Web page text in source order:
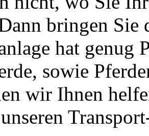
bringen Sie
hat genug
sowie
wir Ihnen